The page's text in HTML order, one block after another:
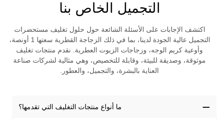
التجميل الخاص بنا
اكتشف الإجابات على الأسئلة الشائعة حول حلول تغليف مستحضرات
التجميل عالية الجودة لدينا، بما في ذلك الزجاجة القطرية سعتها 1 أونصة،
وأوعية كريم الوجه، وزجاجات الزيوت العطرية. نقدم منتجات تغليف
موثوقة، وصديقة للبيئة، وقابلة للتخصيص، وهي مثالية لشركات صناعة
العناية بالبشرة، والتجميل، والعطور.
ما أنواع منتجات التغليف التي تقدمها؟